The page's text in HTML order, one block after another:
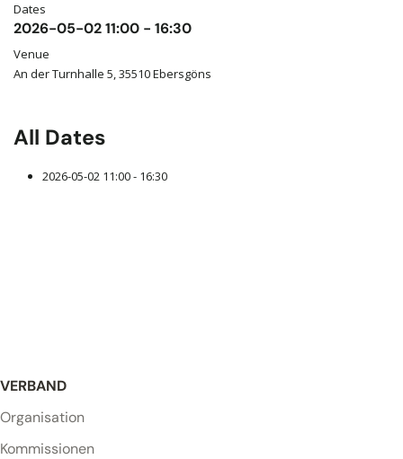
Dates
2026-05-0211:00 - 16:30
Venue
An der Turnhalle 5, 35510 Ebersgöns
All Dates
2026-05-02 11:00 - 16:30
VERBAND
Organisation
Kommissionen